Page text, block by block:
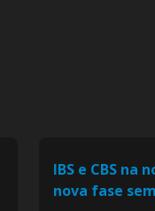
IBS e CBS na
nova fase